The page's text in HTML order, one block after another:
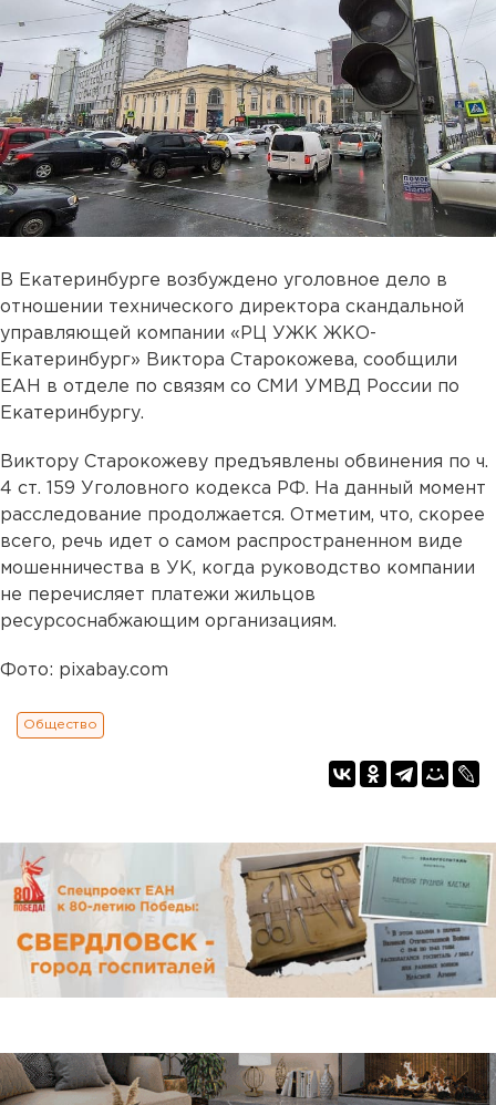
В Екатеринбурге возбуждено уголовное дело в
отношении технического директора скандальной
управляющей компании «РЦ УЖК ЖКО-
Екатеринбург» Виктора Старокожева, сообщили
ЕАН в отделе по связям со СМИ УМВД России по
Екатеринбургу.
Виктору Старокожеву предъявлены обвинения по ч.
4 ст. 159 Уголовного кодекса РФ. На данный момент
расследование продолжается. Отметим, что, скорее
всего, речь идет о самом распространенном виде
мошенничества в УК, когда руководство компании
не перечисляет платежи жильцов
ресурсоснабжающим организациям.
Фото: pixabay.com
Общество